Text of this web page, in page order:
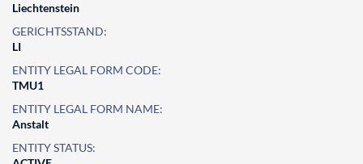
Liechtenstein
GERICHTSSTAND:
LI
ENTITY LEGAL FORM CODE:
TMU1
ENTITY LEGAL FORM NAME:
Anstalt
ENTITY STATUS: